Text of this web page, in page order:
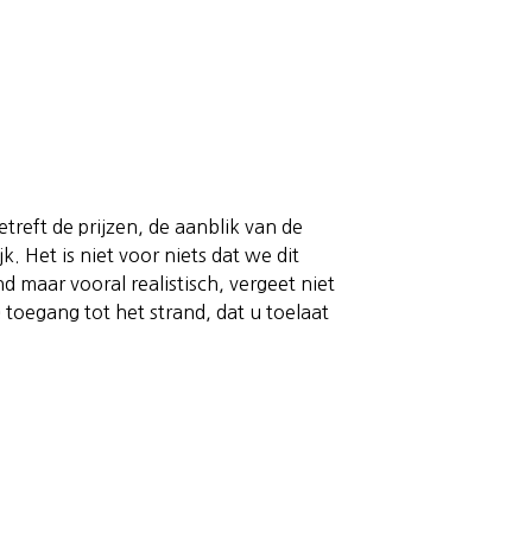
de prijzen, de aanblik van de
Het is niet voor niets dat we dit
maar vooral realistisch, vergeet niet
toegang tot het strand, dat u toelaat